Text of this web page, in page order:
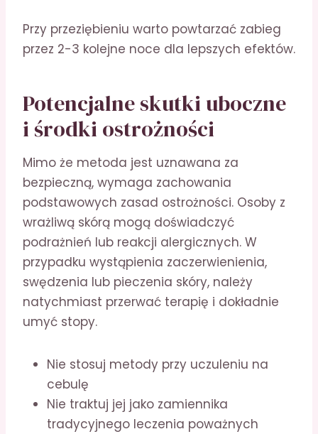
Przy przeziębieniu warto powtarzać zabieg
przez 2-3 kolejne noce dla lepszych efektów.
Potencjalne skutki uboczne
i środki ostrożności
Mimo że metoda jest uznawana za
bezpieczną, wymaga zachowania
podstawowych zasad ostrożności. Osoby z
wrażliwą skórą mogą doświadczyć
podrażnień lub reakcji alergicznych. W
przypadku wystąpienia zaczerwienienia,
swędzenia lub pieczenia skóry, należy
natychmiast przerwać terapię i dokładnie
umyć stopy.
Nie stosuj metody przy uczuleniu na
cebulę
Nie traktuj jej jako zamiennika
tradycyjnego leczenia poważnych